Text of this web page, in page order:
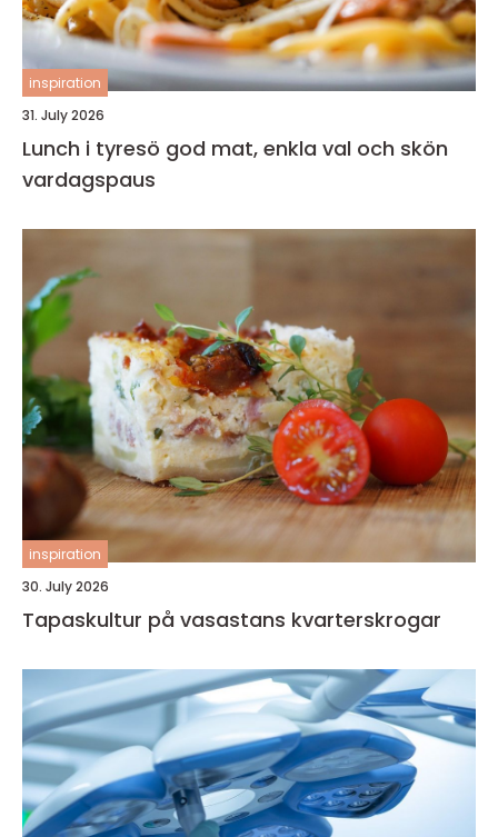
inspiration
31. July 2026
Lunch i tyresö god mat, enkla val och skön
vardagspaus
inspiration
30. July 2026
Tapaskultur på vasastans kvarterskrogar